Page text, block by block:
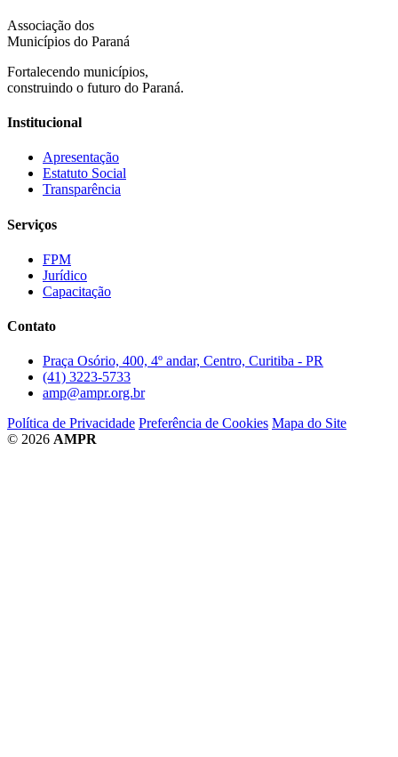
Associação dos
Municípios do Paraná
Fortalecendo municípios,
construindo o futuro do Paraná.
Institucional
Apresentação
Estatuto Social
Transparência
Serviços
FPM
Jurídico
Capacitação
Contato
Praça Osório, 400, 4º andar, Centro, Curitiba - PR
(41) 3223-5733
amp@ampr.org.br
Política de Privacidade Preferência de Cookies Mapa do Site
© 2026 AMPR